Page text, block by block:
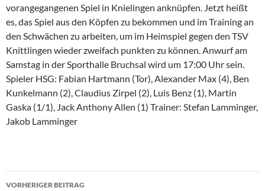
vorangegangenen Spiel in Knielingen anknüpfen. Jetzt heißt
es, das Spiel aus den Köpfen zu bekommen und im Training an
den Schwächen zu arbeiten, um im Heimspiel gegen den TSV
Knittlingen wieder zweifach punkten zu können. Anwurf am
Samstag in der Sporthalle Bruchsal wird um 17:00 Uhr sein.
Spieler HSG: Fabian Hartmann (Tor), Alexander Max (4), Ben
Kunkelmann (2), Claudius Zirpel (2), Luis Benz (1), Martin
Gaska (1/1), Jack Anthony Allen (1) Trainer: Stefan Lamminger,
Jakob Lamminger
Beitragsnavigation
VORHERIGER BEITRAG